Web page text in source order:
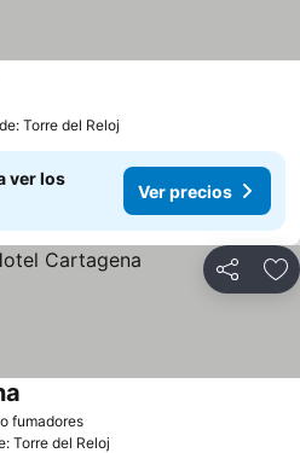
Torre del Reloj
ver los
Ver precios
Compartir
fumadoresVer precios
Torre del Reloj